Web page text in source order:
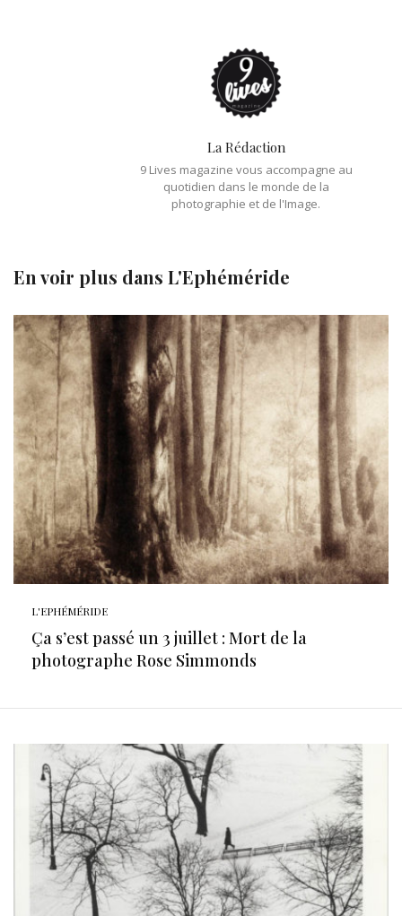
La Rédaction
9 Lives magazine vous accompagne au
quotidien dans le monde de la
photographie et de l'Image.
En voir plus dans L'Ephéméride
L'EPHÉMÉRIDE
Ça s’est passé un 3 juillet : Mort de la
photographe Rose Simmonds